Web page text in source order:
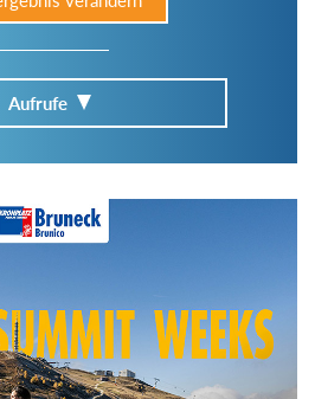
Aufrufe
suchen